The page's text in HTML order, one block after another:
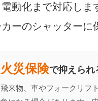
動化まで対応し
ーのシャッターに
火災保険で抑えられ
来物、車やフォークリフ